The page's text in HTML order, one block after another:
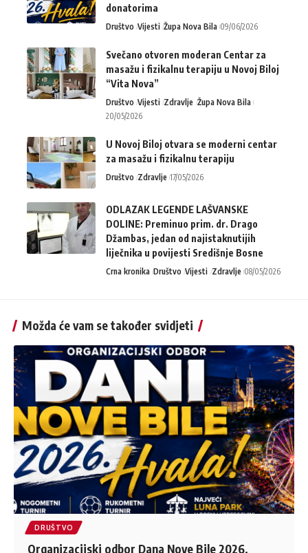
donatorima
Društvo Vijesti Župa Nova Bila 09/06/2026
Svečano otvoren moderan Centar za
masažu i fizikalnu terapiju u Novoj Biloj
“Vita Nova”
Društvo Vijesti Zdravlje Župa Nova Bila
20/05/2026
U Novoj Biloj otvara se moderni centar
za masažu i fizikalnu terapiju
Društvo Zdravlje 17/05/2026
ODLAZAK LEGENDE LAŠVANSKE
DOLINE: Preminuo prim. dr. Drago
Džambas, jedan od najistaknutijih
liječnika u povijesti Središnje Bosne
Crna kronika Društvo Vijesti Zdravlje 08/05/2026
Možda će vam se također svidjeti
DRUŠTVO
Organizacijski odbor Dana Nove Bile 2026.